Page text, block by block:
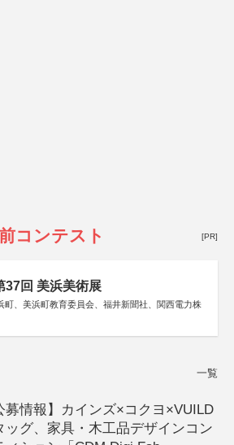
コンテスト [PR]
37回 美浜美術展
町、美浜町教育委員会、福井新聞社、関西電力株
一覧
募情報】カインズ×コクヨ×VUILD
ッグ、家具・木工品デザインコン